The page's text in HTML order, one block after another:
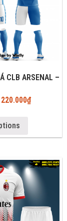
CLB ARSENAL –
220.000₫